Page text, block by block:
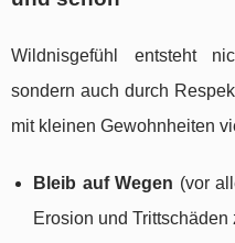
Wildnisgefühl entsteht
sondern auch durch
mit kleinen Gewohnheiten
Bleib auf Wegen (vor
Erosion und Trittschäden